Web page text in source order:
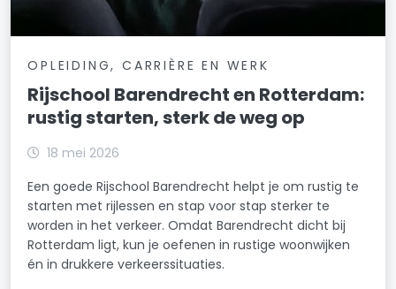
OPLEIDING, CARRIÈRE EN WERK
Rijschool Barendrecht en Rotterdam:
rustig starten, sterk de weg op
18 mei 2026
Een goede Rijschool Barendrecht helpt je om rustig te
starten met rijlessen en stap voor stap sterker te
worden in het verkeer. Omdat Barendrecht dicht bij
Rotterdam ligt, kun je oefenen in rustige woonwijken
én in drukkere verkeerssituaties.